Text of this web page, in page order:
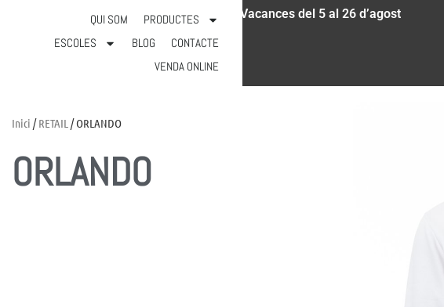
931 18 52 97 info@calicot.cat Vacances del 5 al 26 d’agost
QUI SOM
PRODUCTES
ESCOLES
BLOG
CONTACTE
VENDA ONLINE
Inici /RETAIL / ORLANDO
ORLANDO